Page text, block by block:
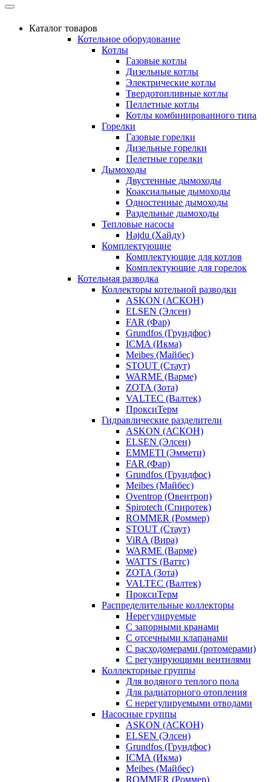
Каталог товаров
Котельное оборудование
Котлы
Газовые котлы
Дизельные котлы
Электрические котлы
Твердотопливные котлы
Пеллетные котлы
Котлы комбинированного типа
Горелки
Газовые горелки
Дизельные горелки
Пелетные горелки
Дымоходы
Двустенные дымоходы
Коаксиальные дымоходы
Одностенные дымоходы
Раздельные дымоходы
Тепловые насосы
Hajdu (Хайду)
Комплектующие
Комплектующие для котлов
Комплектующие для горелок
Котельная разводка
Коллекторы котельной разводки
ASKON (АСКОН)
ELSEN (Элсен)
FAR (Фар)
Grundfos (Грундфос)
ICMA (Икма)
Meibes (Майбес)
STOUT (Стаут)
WARME (Варме)
ZOTA (Зота)
VALTEC (Валтек)
ПроксиТерм
Гидравлические разделители
ASKON (АСКОН)
ELSEN (Элсен)
EMMETI (Эммети)
FAR (Фар)
Grundfos (Грундфос)
Meibes (Майбес)
Oventrop (Овентроп)
Spirotech (Спиротек)
ROMMER (Роммер)
STOUT (Стаут)
ViRA (Вира)
WARME (Варме)
WATTS (Ваттс)
ZOTA (Зота)
VALTEC (Валтек)
ПроксиТерм
Распределительные коллекторы
Нерегулируемые
С запорными кранами
С отсечными клапанами
С расходомерами (ротомерами)
С регулирующими вентилями
Коллекторные группы
Для водяного теплого пола
Для радиаторного отопления
С нерегулируемыми отводами
Насосные группы
ASKON (АСКОН)
ELSEN (Элсен)
Grundfos (Грундфос)
ICMA (Икма)
Meibes (Майбес)
ROMMER (Роммер)